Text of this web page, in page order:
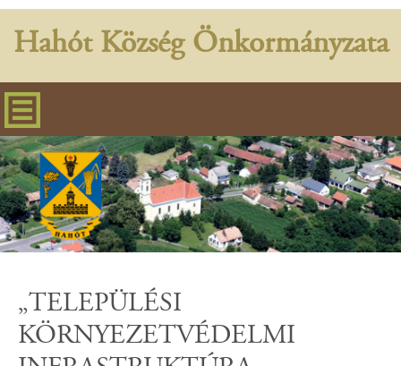
Hahót Község Önkormányzata
„TELEPÜLÉSI
KÖRNYEZETVÉDELMI